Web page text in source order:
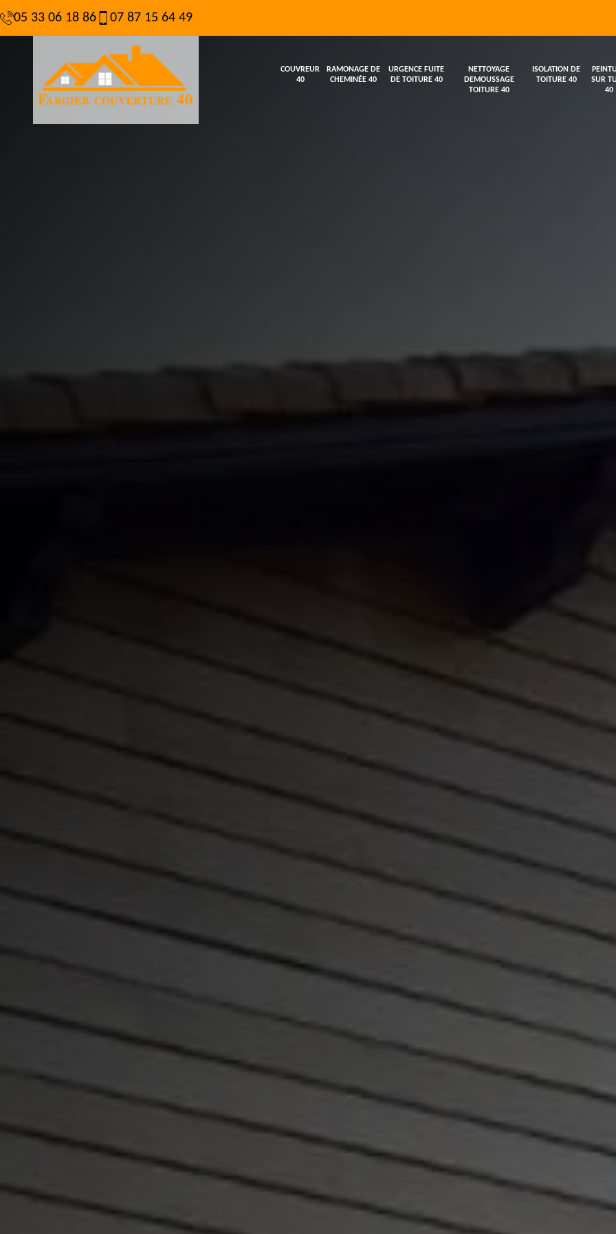
05 33 06 18 86 07 87 15 64 49
COUVREUR
40
RAMONAGE DE
CHEMINÉE 40
URGENCE FUITE
DE TOITURE 40
NETTOYAGE
DEMOUSSAGE
TOITURE 40
ISOLATION DE
TOITURE 40
SUR
40